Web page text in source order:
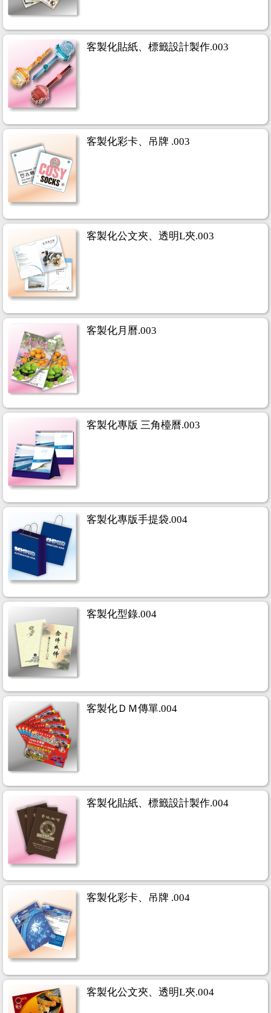
客製化貼紙、標籤設計製作.003
客製化彩卡、吊牌 .003
客製化公文夾、透明L夾.003
客製化月曆.003
客製化專版 三角檯曆.003
客製化專版手提袋.004
客製化型錄.004
客製化ＤＭ傳單.004
客製化貼紙、標籤設計製作.004
客製化彩卡、吊牌 .004
客製化公文夾、透明L夾.004